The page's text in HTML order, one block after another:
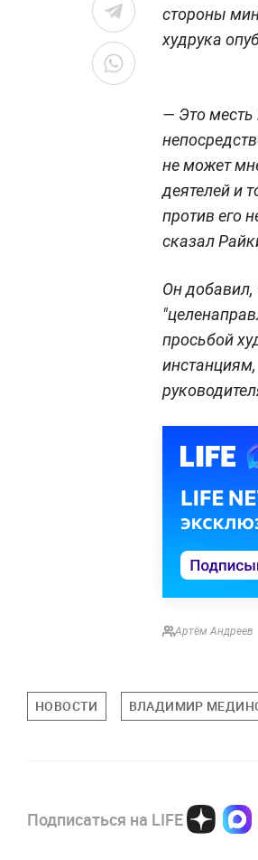
стороны
худрука
— Это месть
не может
деятелей и
против его
сказал
Он добавил,
просьбой
Артём Андреев
НОВОСТИ ВЛАДИМИР
Подписаться на LIFE